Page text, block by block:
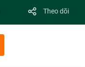
Theo dõi